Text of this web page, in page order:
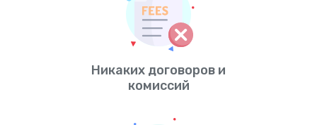
Никаких договоров и
комиссий